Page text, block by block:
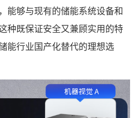
能够与现有的储能系统设备和
种既保证安全又兼顾实用的特
能行业国产化替代的理想选